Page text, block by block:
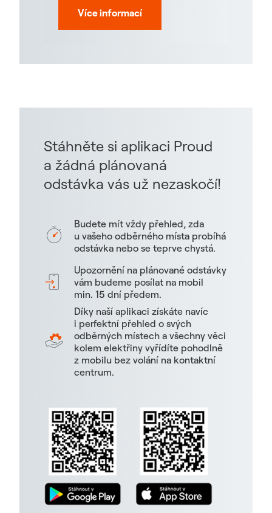
Více informací
Stáhněte si aplikaci Proud
a žádná plánovaná
odstávka vás už nezaskočí!
Budete mít vždy přehled, zda
u vašeho odběrného místa probíhá
odstávka nebo se teprve chystá.
Upozornění na plánované odstávky
vám budeme posílat na mobil
min. 15 dní předem.
Díky naší aplikaci získáte navíc
i perfektní přehled o svých
odběrných místech a všechny věci
kolem elektřiny vyřídíte pohodlně
z mobilu bez volání na kontaktní
centrum.